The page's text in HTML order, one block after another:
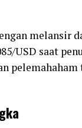
melansir
USD saat